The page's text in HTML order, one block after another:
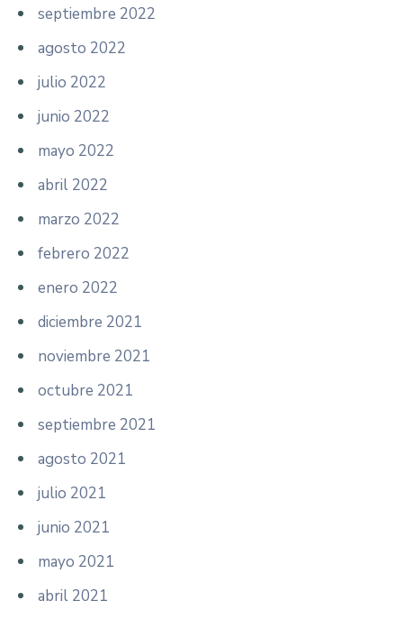
septiembre 2022
agosto 2022
julio 2022
junio 2022
mayo 2022
abril 2022
marzo 2022
febrero 2022
enero 2022
diciembre 2021
noviembre 2021
octubre 2021
septiembre 2021
agosto 2021
julio 2021
junio 2021
mayo 2021
abril 2021